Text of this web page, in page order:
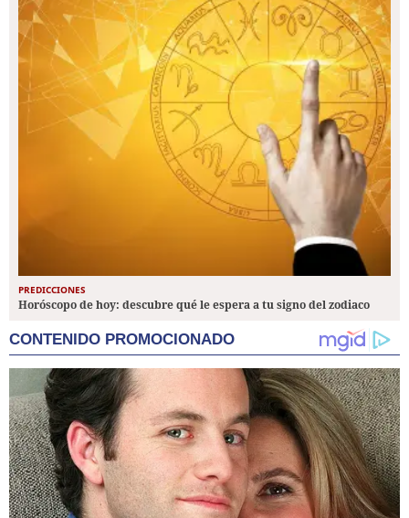
PREDICCIONES
Horóscopo de hoy: descubre qué le espera a tu signo del zodiaco
CONTENIDO PROMOCIONADO